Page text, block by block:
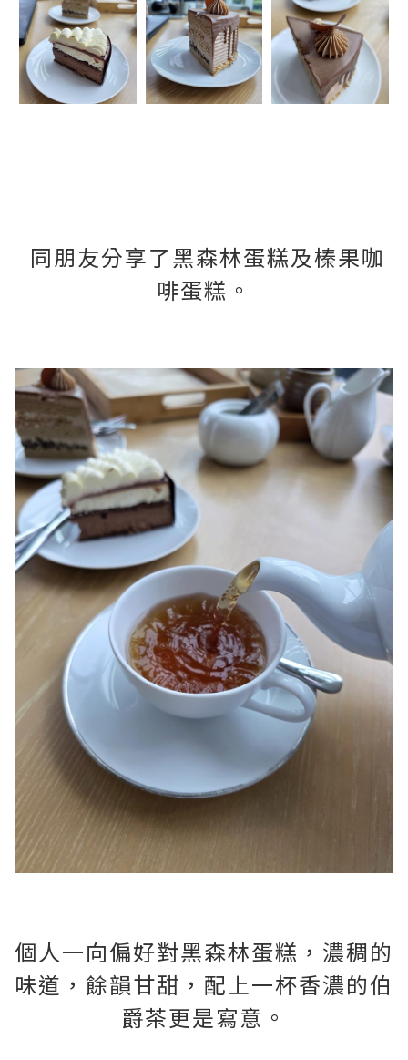
同朋友分享了黑森林蛋糕及榛果咖
啡蛋糕。
個人一向偏好對黑森林蛋糕，濃稠的
味道，餘韻甘甜，配上一杯香濃的伯
爵茶更是寫意。